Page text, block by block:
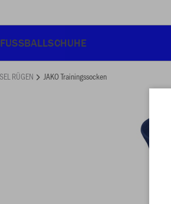
FUSSBALLSCHUHE
RÜGEN JAKO Trainingssocken